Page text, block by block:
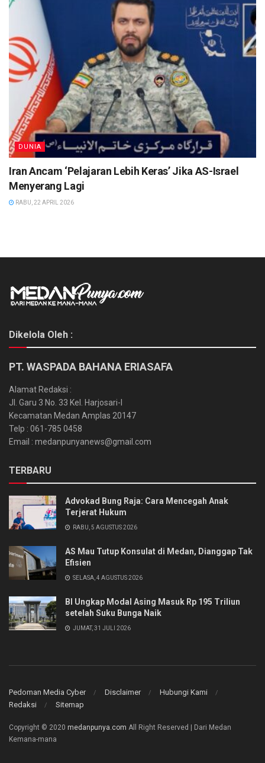
DUNIA
Iran Ancam ‘Pelajaran Lebih Keras’ Jika AS-Israel
Menyerang Lagi
RABU, 22 APRIL 2026
Dikelola Oleh :
PT. WASPADA BAHANA ERIASAFA
Alamat Redaksi :
Jl. Garu 3 No. 33 Kel. Harjosari-I
Kecamatan Medan Amplas 20147
Telp : 061-785 0458
Email : medanpunyanews@gmail.com
TERBARU
Advokad Bung Raja: Cara Mencegah Anak
Terjerat Hukum
RABU, 5 AGUSTUS 2026
AS Mau Tutup Konsulat di Medan, Dianggap Tak
Efisien
SELASA, 4 AGUSTUS 2026
BI Ungkap Modal Asing Masuk Rp 195 Triliun
setelah Suku Bunga Naik
JUMAT, 31 JULI 2026
Pedoman Media Cyber Disclaimer
Hubungi Kami
Redaksi
Sitemap
Copyright © 2020 medanpunya.com All Right Reserved | Dari Medan
Kemana-mana